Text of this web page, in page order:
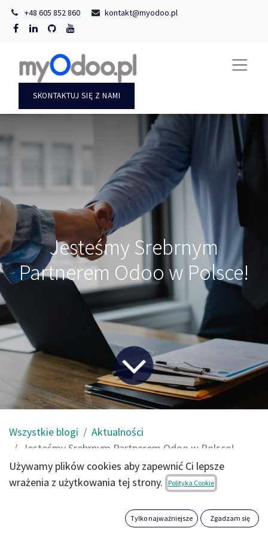
+48 605 852 860 kontakt@myodoo.pl
SKONTAKTUJ SIĘ Z NAMI
Jesteśmy Srebrnym
Partnerem Odoo w Polsce!
Wszystkie blogi
Aktualności
Jesteśmy Srebrnym Partnerem Odoo w Polsce!
Z bycia docenionym za naszą pracę czerpiemy niemałą
że zostaliśmy drugim Srebrnym Partnerem Odoo w
Używamy plików cookies aby zapewnić Ci lepsze
wrażenia z użytkowania tej strony.
Polityka Cookie
Tylko najważniejsze Zgadzam się